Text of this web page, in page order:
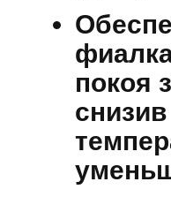
покоя
снизив